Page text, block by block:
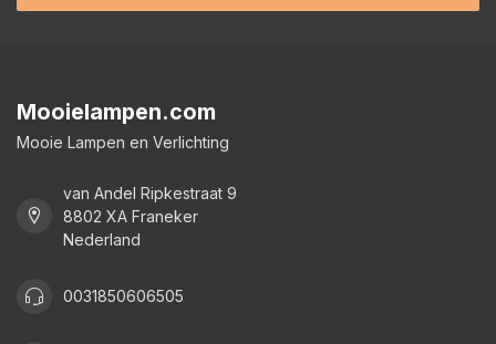
Mooielampen.com
Mooie Lampen en Verlichting
van Andel Ripkestraat 9
8802 XA Franeker
Nederland
0031850606505